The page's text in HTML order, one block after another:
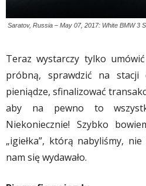
Saratov, Russia – May 07, 2017: White BMW 3
Teraz wystarczy tylko
próbną, sprawdzić na stacji
pieniądze, sfinalizować
aby na pewno to
Niekoniecznie! Szybko
„igiełka”, którą nabyliśmy,
nam się wydawało.